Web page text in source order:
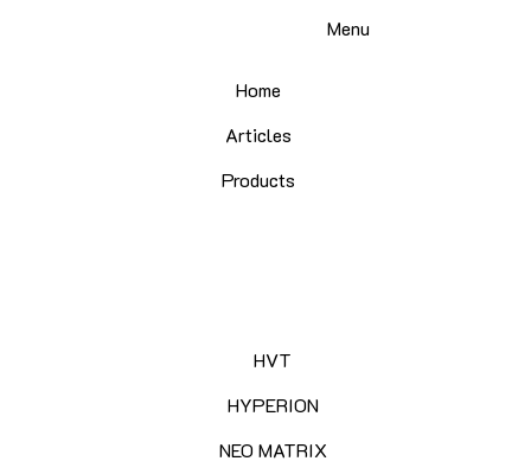
Home
Articles
Products
HVT
HYPERION
NEO MATRIX
Menu